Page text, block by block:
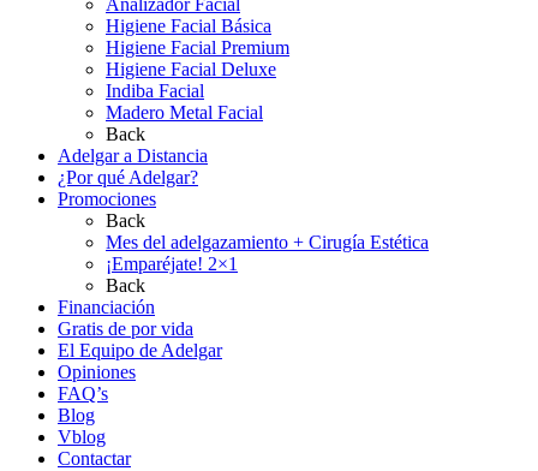
Analizador Facial
Higiene Facial Básica
Higiene Facial Premium
Higiene Facial Deluxe
Indiba Facial
Madero Metal Facial
Back
Adelgar a Distancia
¿Por qué Adelgar?
Promociones
Back
Mes del adelgazamiento + Cirugía Estética
¡Emparéjate! 2×1
Back
Financiación
Gratis de por vida
El Equipo de Adelgar
Opiniones
FAQ’s
Blog
Vblog
Contactar